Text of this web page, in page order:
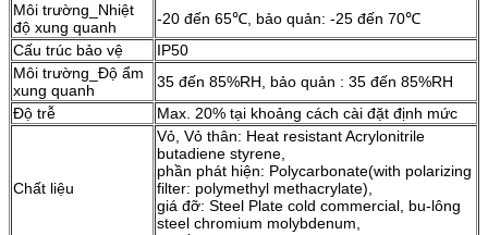
Môi trường_Nhiệt
độ xung quanh
-20 đến 65℃, bảo quản: -25 đến 70℃
Cấu trúc bảo vệ
IP50
Môi trường_Độ ẩm
xung quanh
35 đến 85%RH, bảo quản : 35 đến 85%RH
Độ trễ
Max. 20% tại khoảng cách cài đặt định mức
Chất liệu
Vỏ, Vỏ thân: Heat resistant Acrylonitrile
butadiene styrene,
phần phát hiện: Polycarbonate(with polarizing
filter: polymethyl methacrylate),
giá đỡ: Steel Plate cold commercial, bu-lông
steel chromium molybdenum,